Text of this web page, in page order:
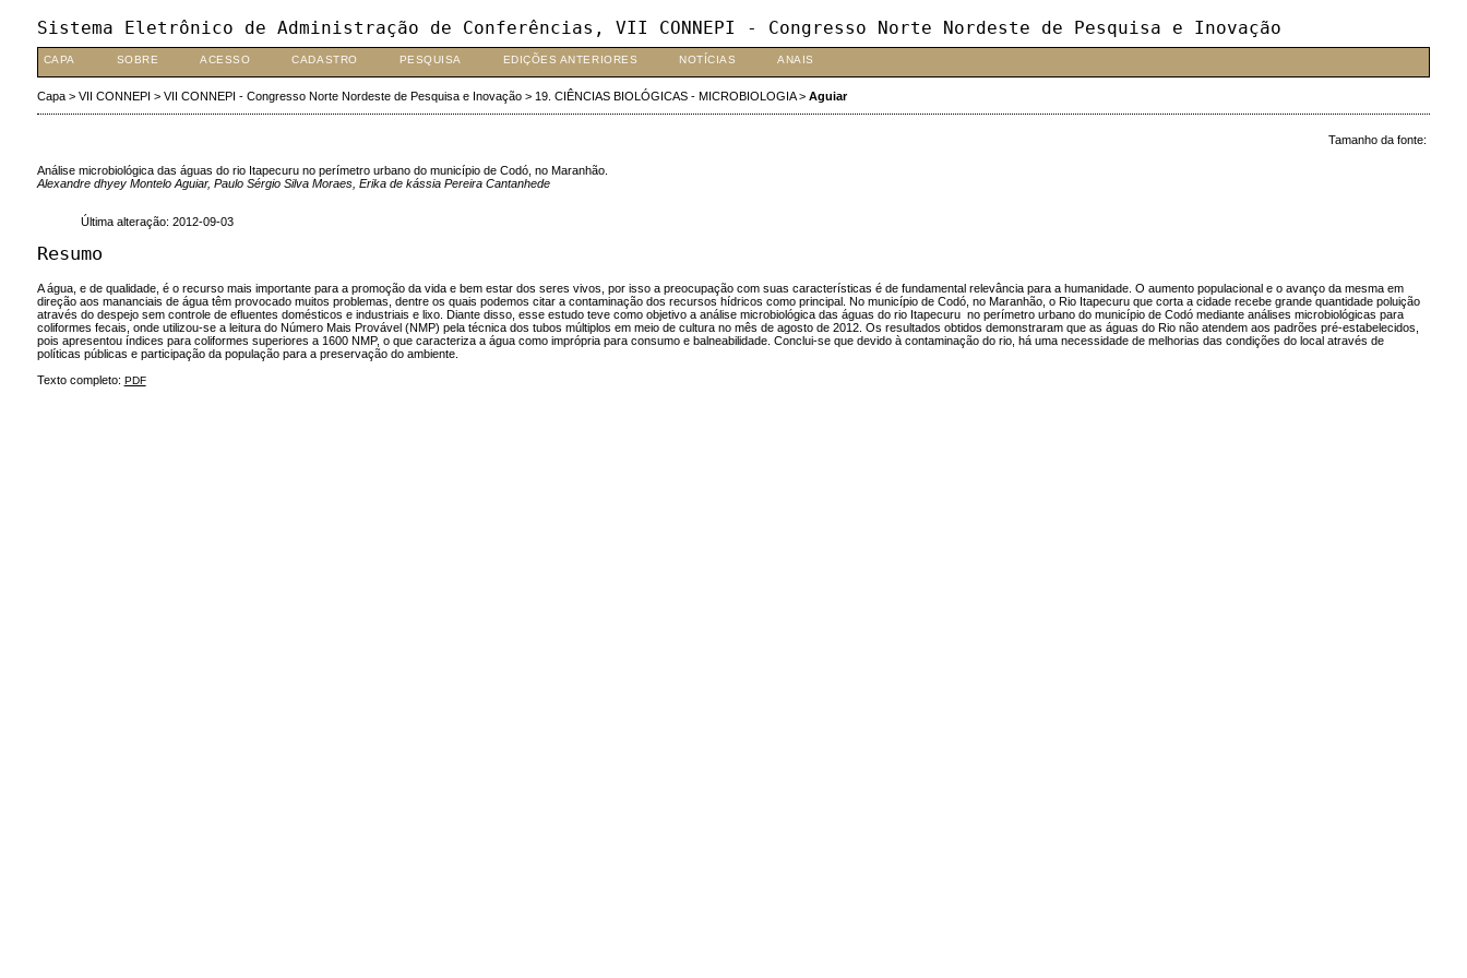
Sistema Eletrônico de Administração de Conferências, VII CONNEPI - Congresso Norte Nordeste de Pesquisa e Inovação
CAPA SOBRE ACESSO CADASTRO PESQUISA EDIÇÕES ANTERIORES NOTÍCIAS ANAIS
Capa> VII CONNEPI > VII CONNEPI - Congresso Norte Nordeste de Pesquisa e Inovação> 19. CIÊNCIAS BIOLÓGICAS - MICROBIOLOGIA> Aguiar
Tamanho da fonte:
Análise microbiológica das águas do rio Itapecuru no perímetro urbano do município de Codó, no Maranhão.
Alexandre dhyey Montelo Aguiar, Paulo Sérgio Silva Moraes, Erika de kássia Pereira Cantanhede
Última alteração: 2012-09-03
Resumo
A água, e de qualidade, é o recurso mais importante para a promoção da vida e bem estar dos seres vivos, por isso a preocupação com suas características é de fundamental relevância para a humanidade. O aumento populacional e o avanço da mesma em
direção aos mananciais de água têm provocado muitos problemas, dentre os quais podemos citar a contaminação dos recursos hídricos como principal. No município de Codó, no Maranhão, o Rio Itapecuru que corta a cidade recebe grande quantidade poluição
através do despejo sem controle de efluentes domésticos e industriais e lixo. Diante disso, esse estudo teve como objetivo a análise microbiológica das águas do rio Itapecuru no perímetro urbano do município de Codó mediante análises microbiológicas para
coliformes fecais, onde utilizou-se a leitura do Número Mais Provável (NMP) pela técnica dos tubos múltiplos em meio de cultura no mês de agosto de 2012. Os resultados obtidos demonstraram que as águas do Rio não atendem aos padrões pré-estabelecidos,
pois apresentou índices para coliformes superiores a 1600 NMP, o que caracteriza a água como imprópria para consumo e balneabilidade. Conclui-se que devido à contaminação do rio, há uma necessidade de melhorias das condições do local através de
políticas públicas e participação da população para a preservação do ambiente.
Texto completo: PDF